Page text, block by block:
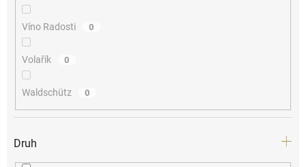
Víno Radosti 0
Volařík 0
Waldschütz 0
Druh